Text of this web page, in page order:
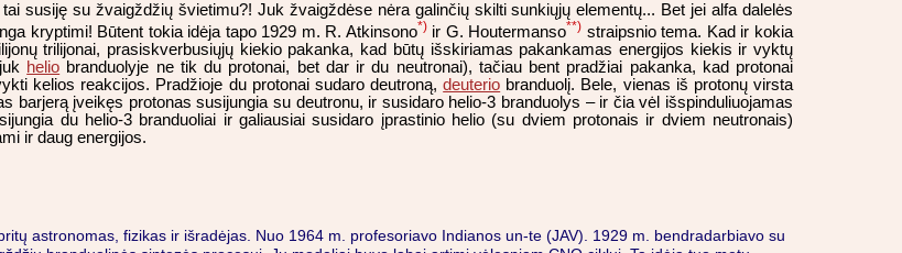
susiję su žvaigždžių švietimu?! Juk žvaigždėse nėra galinčių skilti sunkiųjų elementų... Bet jei alfa dalelės
kryptimi! Būtent tokia idėja tapo 1929 m. R. Atkinsono*)ir G. Houtermanso**) straipsnio tema. Kad ir kokia
trilijonai, prasiskverbusiųjų kiekio pakanka, kad būtų išskiriamas pakankamas energijos kiekis ir vyktų
helio branduolyje ne tik du protonai, bet dar ir du neutronai), tačiau bent pradžiai pakanka, kad protonai
kelios reakcijos. Pradžioje du protonai sudaro deutroną,deuterio branduolį. Bele, vienas iš protonų virsta
barjerą įveikęs protonas susijungia su deutronu, ir susidaro helio-3 branduolys – ir čia vėl išspinduliuojamas
du helio-3 branduoliai ir galiausiai susidaro įprastinio helio (su dviem protonais ir dviem neutronais)
ir daug energijos.
astronomas, fizikas ir išradėjas. Nuo 1964 m. profesoriavo Indianos un-te (JAV). 1929 m. bendradarbiavo su